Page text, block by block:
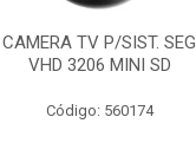
CAMERA TV P/SIST. SEG
VHD 3206 MINI SD
Código: 560174